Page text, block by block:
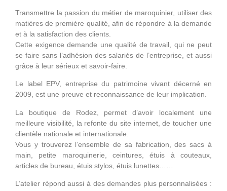
Transmettre la passion du métier de maroquinier, utiliser des
matières de première qualité, afin de répondre à la demande
et à la satisfaction des clients.
Cette exigence demande une qualité de travail, qui ne peut
se faire sans l’adhésion des salariés de l’entreprise, et aussi
grâce à leur sérieux et savoir-faire.
Le label EPV, entreprise du patrimoine vivant décerné en
2009, est une preuve et reconnaissance de leur implication.
La boutique de Rodez, permet d’avoir localement une
meilleure visibilité, la refonte du site internet, de toucher une
clientèle nationale et internationale.
Vous y trouverez l’ensemble de sa fabrication, des sacs à
main, petite maroquinerie, ceintures, étuis à couteaux,
articles de bureau, étuis stylos, étuis lunettes……
L’atelier répond aussi à des demandes plus personnalisées :